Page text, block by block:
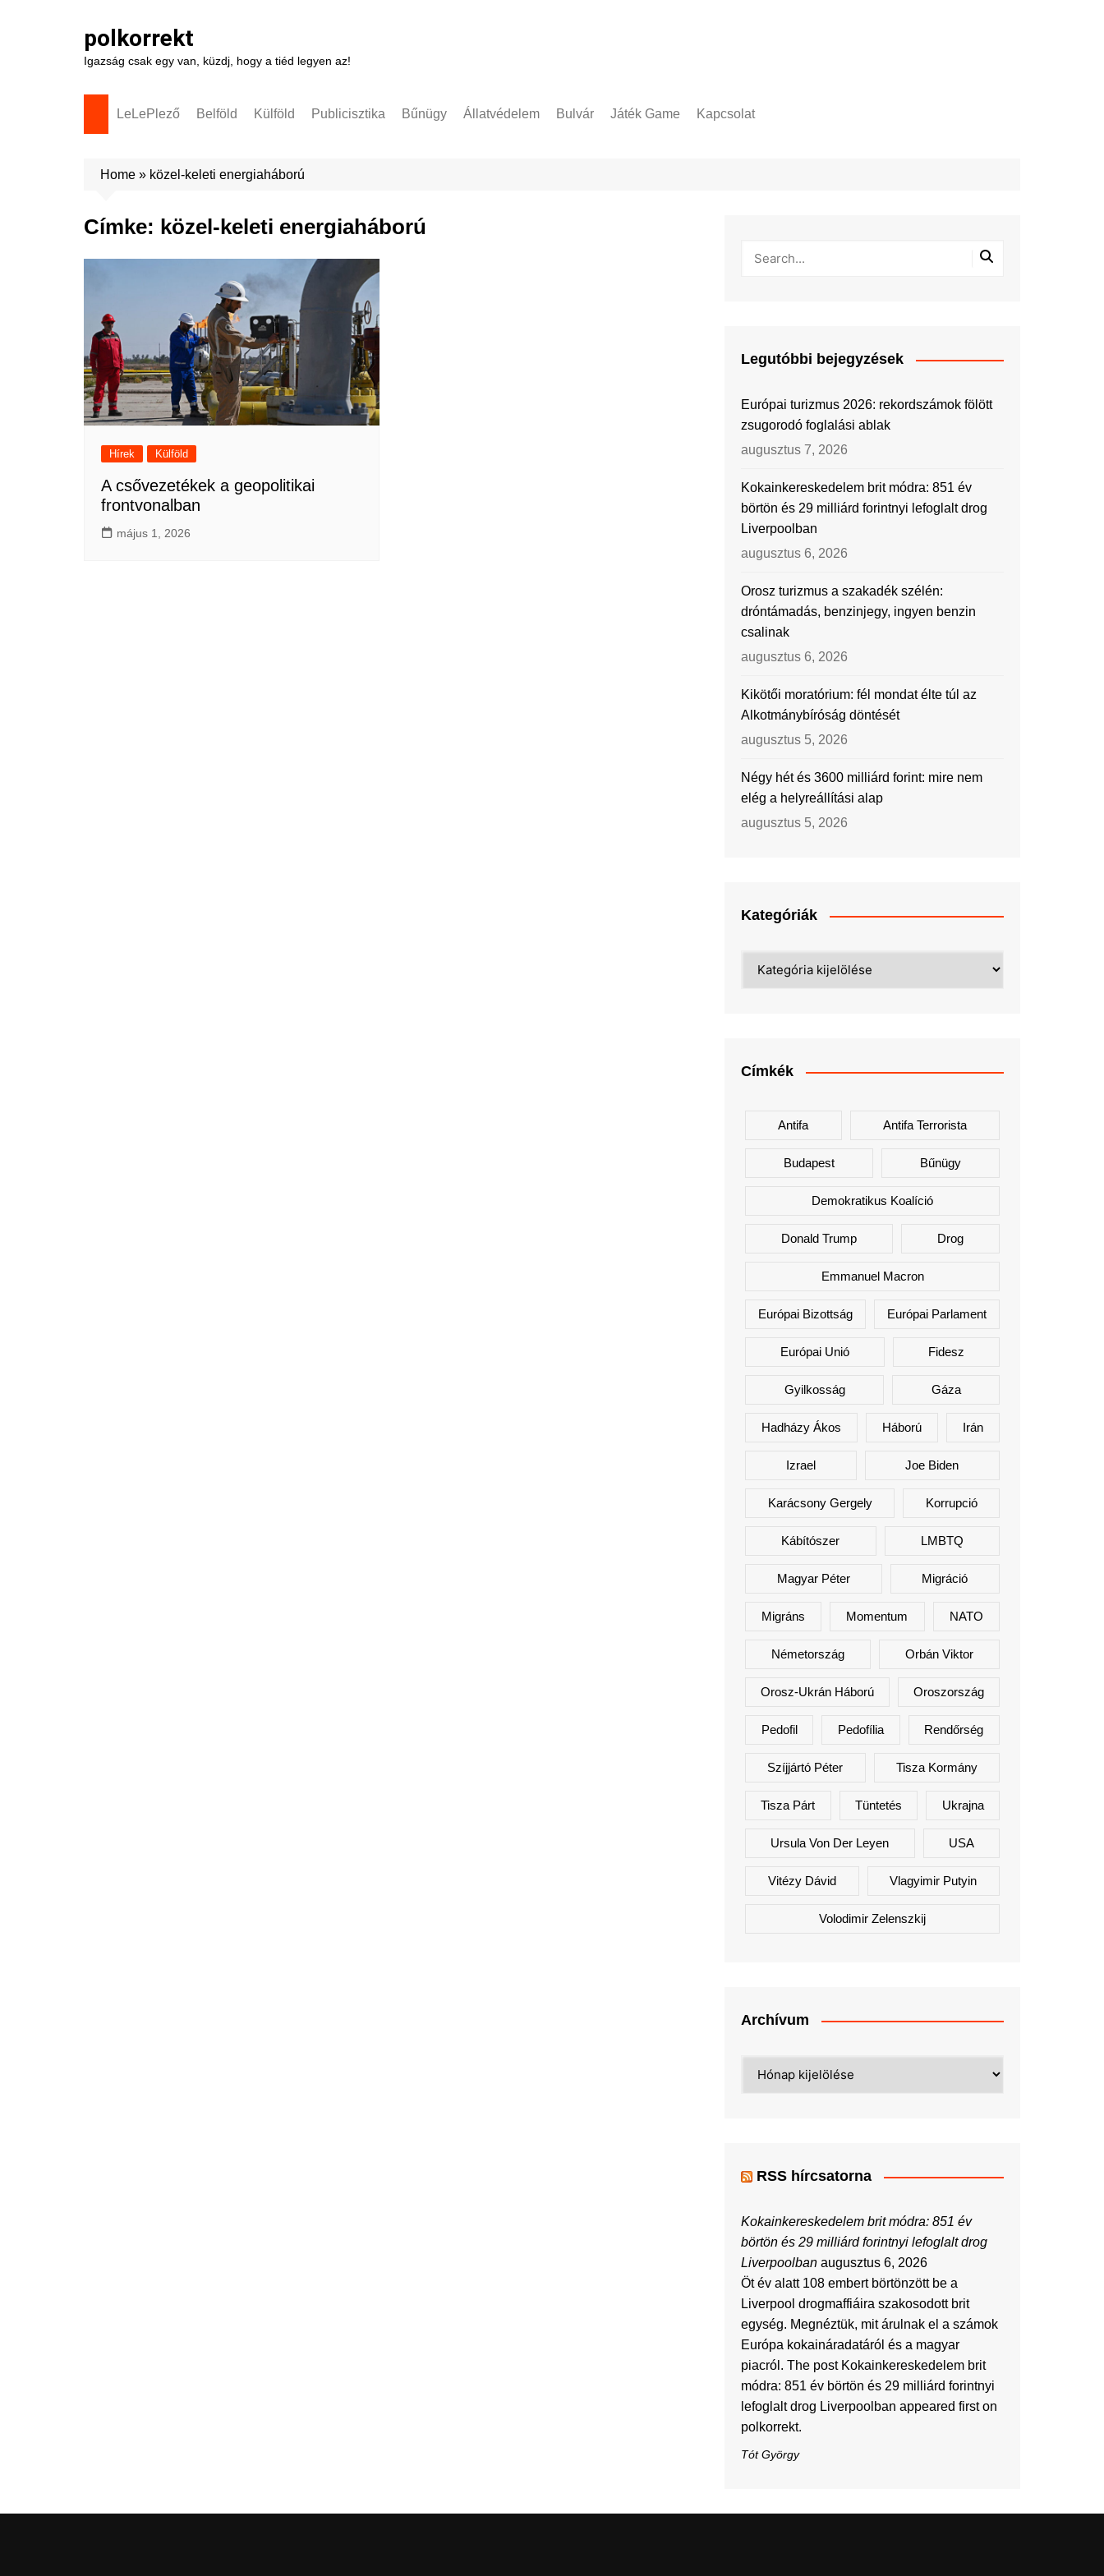
polkorrekt
Igazság csak egy van, küzdj, hogy a tiéd legyen az!
LeLePlező Belföld Külföld Publicisztika Bűnügy Állatvédelem Bulvár Játék Game Kapcsolat
Home » közel-keleti energiaháború
Címke: közel-keleti energiaháború
Hírek Külföld
A csővezetékek a geopolitikai
frontvonalban
május 1, 2026
Legutóbbi bejegyzések
Európai turizmus 2026: rekordszámok fölött
zsugorodó foglalási ablak
augusztus 7, 2026
Kokainkereskedelem brit módra: 851 év
börtön és 29 milliárd forintnyi lefoglalt drog
Liverpoolban
augusztus 6, 2026
Orosz turizmus a szakadék szélén:
dróntámadás, benzinjegy, ingyen benzin
csalinak
augusztus 6, 2026
Kikötői moratórium: fél mondat élte túl az
Alkotmánybíróság döntését
augusztus 5, 2026
Négy hét és 3600 milliárd forint: mire nem
elég a helyreállítási alap
augusztus 5, 2026
Kategóriák
Címkék
Antifa Antifa Terrorista
Budapest Bűnügy
Demokratikus Koalíció
Donald Trump Drog
Emmanuel Macron
Európai Bizottság Európai Parlament
Európai Unió Fidesz
Gyilkosság Gáza
Hadházy Ákos Háború Irán
Izrael Joe Biden
Karácsony Gergely Korrupció
Kábítószer LMBTQ
Magyar Péter Migráció
Migráns Momentum NATO
Németország Orbán Viktor
Orosz-Ukrán Háború Oroszország
Pedofil Pedofília Rendőrség
Szíjjártó Péter Tisza Kormány
Tisza Párt Tüntetés Ukrajna
Ursula Von Der Leyen USA
Vitézy Dávid Vlagyimir Putyin
Volodimir Zelenszkij
Archívum
RSS hírcsatorna
Kokainkereskedelem brit módra: 851 év
börtön és 29 milliárd forintnyi lefoglalt drog
Liverpoolban augusztus 6, 2026
Öt év alatt 108 embert börtönzött be a
Liverpool drogmaffiáira szakosodott brit
egység. Megnéztük, mit árulnak el a számok
Európa kokaináradatáról és a magyar
piacról. The post Kokainkereskedelem brit
módra: 851 év börtön és 29 milliárd forintnyi
lefoglalt drog Liverpoolban appeared first on
polkorrekt.
Tót György